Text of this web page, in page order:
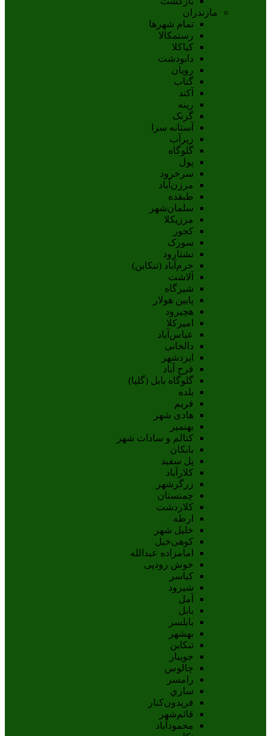
مازندران
تمام شهر‌ها
رستمکالا
کیاکلا
دابودشت
رویان
گتاب
آکند
رینه
گزنک
آستانه سرا
زیرآب
گلوگاه
پول
سرخرود
مرزن‌آباد
طبقده
سلمان‌شهر
مرزیکلا
کجور
سورک
نشتارود
خرم‌آباد (تنکابن)
آلاشت
شیرگاه
پایین هولار
هچیرود
امیرکلا
عباس‌آباد
دالخانی
ایزدشهر
فرح آباد
گلوگاه بابل (گلیا)
بلده
فریم
هادی شهر
بهنمیر
کتالم و سادات شهر
بابکان
پل سفید
کلارآباد
زرگرشهر
چمنستان
کلاردشت
ارطه
خلیل شهر
کوهی‌خیل
امامزاده عبدالله
خوش رودپی
کیاسر
شیرود
آمل
بابل
بابلسر
بهشهر
تنکابن
جويبار
چالوس
رامسر
ساري
فريدون‌کنار
قائم‌شهر
محمودآباد